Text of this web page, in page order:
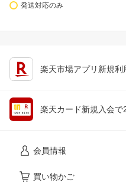
発送対応のみ
楽天市場アプリ新規利
楽天カード新規入会で
会員情報
買い物かご